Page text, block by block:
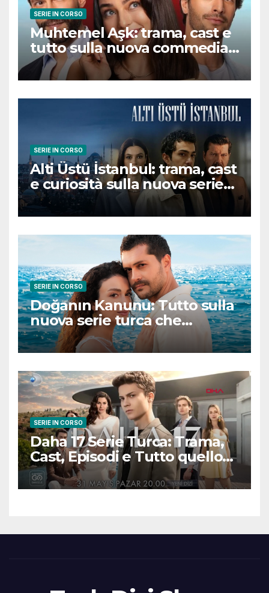
SERIE IN CORSO
Muhtemel Aşk: trama, cast e
tutto sulla nuova commedia
romantica turca che
conquisterà il pubblico
SERIE IN CORSO
Alti Üstü İstanbul: trama, cast
e curiosità sulla nuova serie
turca ambientata a Ziyanker
SERIE IN CORSO
Doğanın Kanunu: Tutto sulla
nuova serie turca che
promette emozioni e colpi di
scena
SERIE IN CORSO
Daha 17 Serie Turca: Trama,
Cast, Episodi e Tutto quello
che Devi Sapere